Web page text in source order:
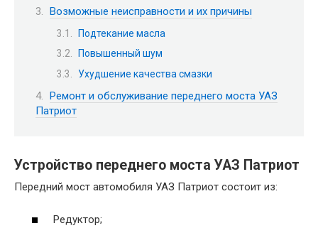
Возможные неисправности и их причины
Подтекание масла
Повышенный шум
Ухудшение качества смазки
Ремонт и обслуживание переднего моста УАЗ
Патриот
Устройство переднего моста УАЗ Патриот
Передний мост автомобиля УАЗ Патриот состоит из:
Редуктор;